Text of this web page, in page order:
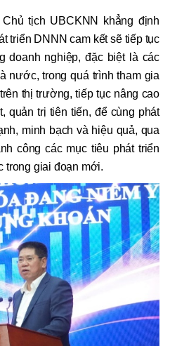
tịch UBCKNN khẳng định
triển DNNN cam kết sẽ tiếp tục
doanh nghiệp, đặc biệt là các
nước, trong quá trình tham gia
thị trường, tiếp tục nâng cao
quản trị tiên tiến, để cùng phát
minh bạch và hiệu quả, qua
công các mục tiêu phát triển
trong giai đoạn mới.